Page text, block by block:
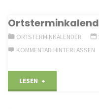
ORTSTERMINKALENDER
KOMMENTAR HINTERLASSEN
LESEN